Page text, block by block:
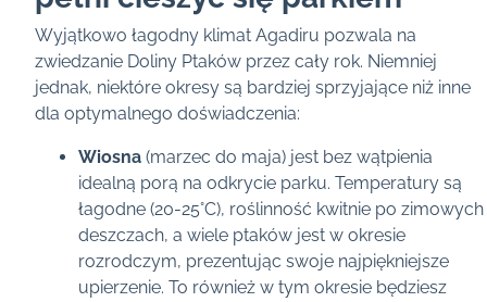
Wyjątkowo łagodny klimat Agadiru pozwala na
zwiedzanie Doliny Ptaków przez cały rok. Niemniej
jednak, niektóre okresy są bardziej sprzyjające niż inne
dla optymalnego doświadczenia:
Wiosna(marzec do maja) jest bez wątpienia
idealną porą na odkrycie parku. Temperatury są
łagodne (20-25°C), roślinność kwitnie po zimowych
deszczach, a wiele ptaków jest w okresie
rozrodczym, prezentując swoje najpiękniejsze
upierzenie. To również w tym okresie będziesz